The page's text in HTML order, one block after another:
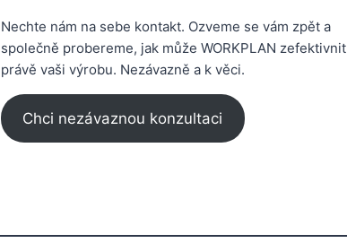
Nechte nám na sebe kontakt. Ozveme se vám zpět a
společně probereme, jak může WORKPLAN zefektivnit
právě vaši výrobu. Nezávazně a k věci.
Chci nezávaznou konzultaci